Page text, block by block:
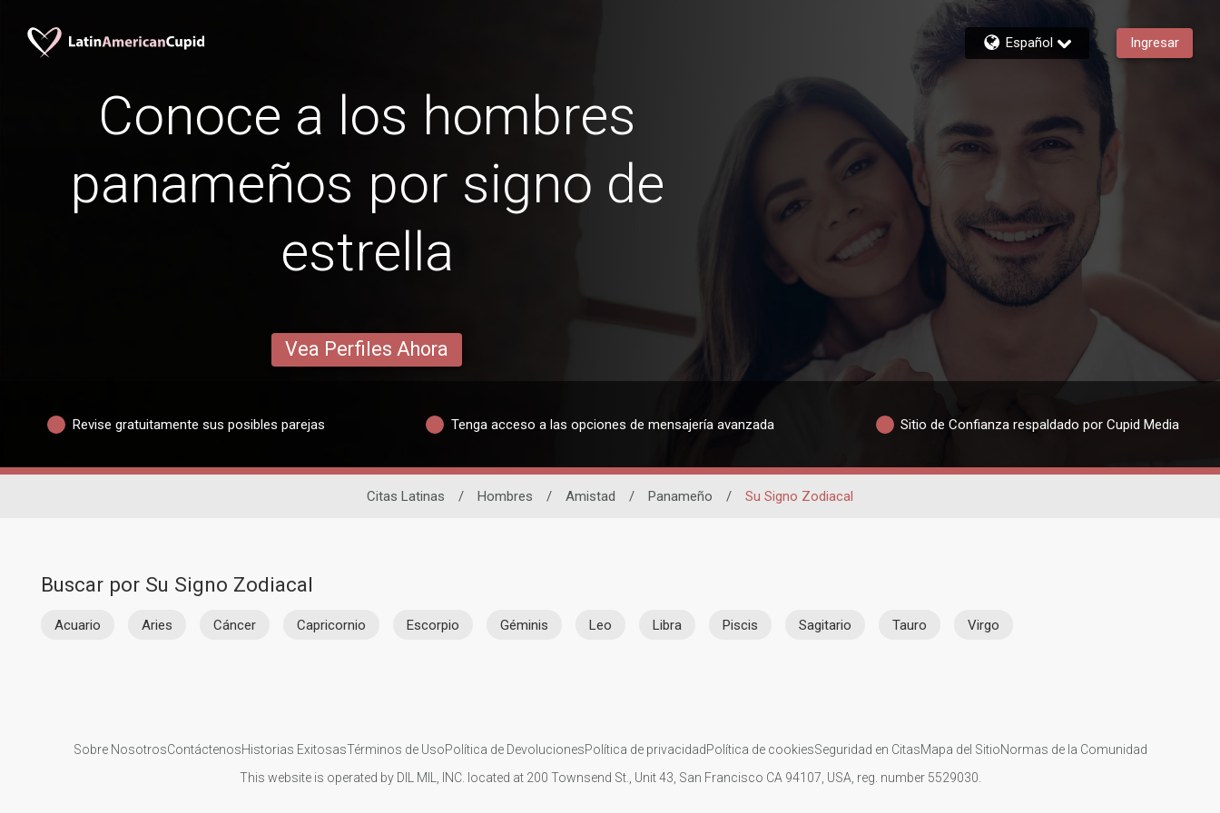
Español Ingresar
Conoce a los hombres
panameños por signo de
estrella
Vea Perfiles Ahora
Revise gratuitamente sus posibles parejas Tenga acceso a las opciones de mensajería avanzada Sitio de Confianza respaldado por Cupid Media
Citas Latinas / Hombres / Amistad / Panameño / Su Signo Zodiacal
Buscar por Su Signo Zodiacal
Acuario Aries Cáncer Capricornio Escorpio Géminis Leo Libra Piscis Sagitario Tauro Virgo
Sobre NosotrosContáctenosHistorias ExitosasTérminos de UsoPolítica de DevolucionesPolítica de privacidadPolítica de cookiesSeguridad en CitasMapa del SitioNormas de la Comunidad
This website is operated by DIL MIL, INC. located at 200 Townsend St., Unit 43, San Francisco CA 94107, USA, reg. number 5529030.